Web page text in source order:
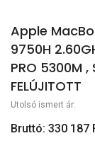
Apple
9750H
PRO 5300M ,
FELÚJITOTT
Utolsó ismert ár:
Bruttó: 330 187